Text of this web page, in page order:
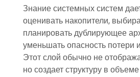
Знание системных систем
оценивать накопители,
планировать дублирующее
уменьшать опасность потери
Этот слой обычно не
но создает структуру в объеме